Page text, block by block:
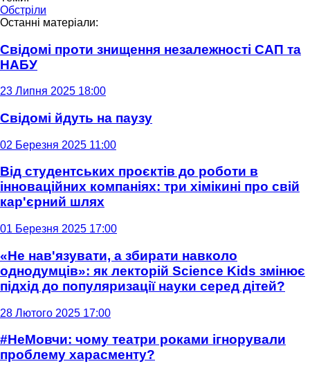
Обстріли
Останні матеріали:
Свідомі проти знищення незалежності САП та
НАБУ
23 Липня 2025 18:00
Свідомі йдуть на паузу
02 Березня 2025 11:00
Від студентських проєктів до роботи в
інноваційних компаніях: три хімікині про свій
кар'єрний шлях
01 Березня 2025 17:00
«Не нав'язувати, а збирати навколо
однодумців»: як лекторій Science Kids змінює
підхід до популяризації науки серед дітей?
28 Лютого 2025 17:00
#НеМовчи: чому театри роками ігнорували
проблему харасменту?